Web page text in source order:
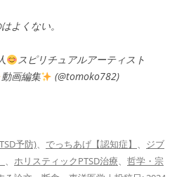
よくない。
スピリチュアルアーティスト
動画編集
(@tomoko782)
予防)、 でっちあげ【認知症】 、 ジブ
、 ホリスティックPTSD治療、 哲学・宗